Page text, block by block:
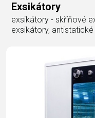
Exsikátory
exsikátory - skříňové
exsikátory,